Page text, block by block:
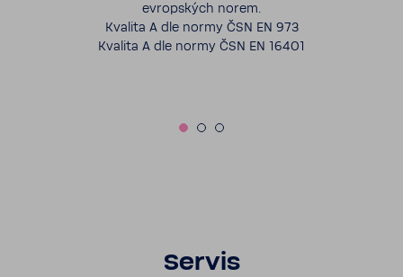
evrop­ských norem.
Kvalita A dle normy ČSN EN 973
Kvalita A dle normy ČSN EN 16401
Servis